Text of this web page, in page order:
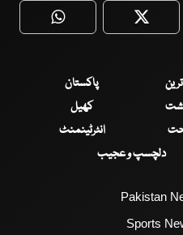
WhatsApp
پاکستان
کھیل
انٹرٹینمنٹ
دلچسپ و عجیب
Pakistan
Sports